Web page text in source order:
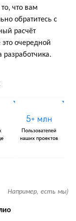
что вам
обратитесь с
расчёт
очередной
Например, есть мы)